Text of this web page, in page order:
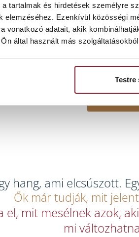
a tartalmak és hirdetések személyre
elemzéséhez. Ezenkívül közösségi
vonatkozó adatait, akik
által használt más
Testre
terápia nálunk nem
ha valódi, tartós
Ez nem
– hogy a
hang, ami elcsúszott.
Ők már tudják, mit
el, mit mesélnek azok,
mi